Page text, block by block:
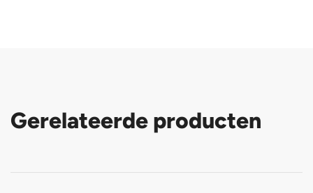
Gerelateerde producten